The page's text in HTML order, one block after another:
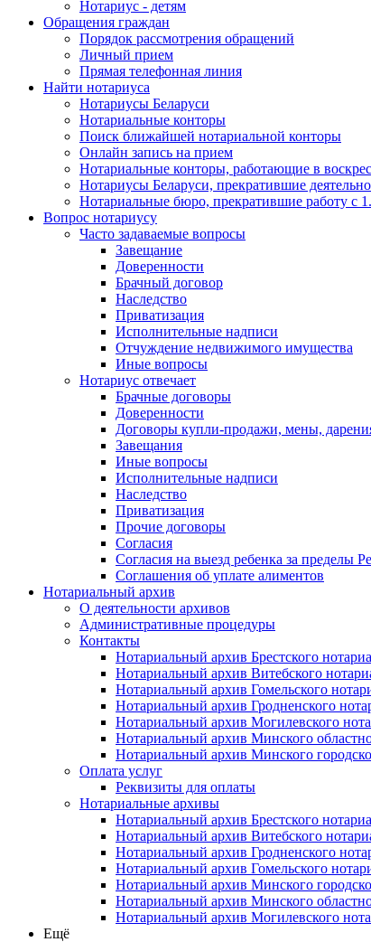
Нотариус - детям
Обращения граждан
Порядок рассмотрения обращений
Личный прием
Прямая телефонная линия
Найти нотариуса
Нотариусы Беларуси
Нотариальные конторы
Поиск ближайшей нотариальной конторы
Онлайн запись на прием
Нотариальные конторы, работающие в
Нотариусы Беларуси, прекратившие
Нотариальные бюро, прекратившие работу с
Вопрос нотариусу
Часто задаваемые вопросы
Завещание
Доверенности
Брачный договор
Наследство
Приватизация
Исполнительные надписи
Отчуждение недвижимого имущества
Иные вопросы
Нотариус отвечает
Брачные договоры
Доверенности
Договоры купли-продажи, мены,
Завещания
Иные вопросы
Исполнительные надписи
Наследство
Приватизация
Прочие договоры
Согласия
Согласия на выезд ребенка за пределы
Соглашения об уплате алиментов
Нотариальный архив
О деятельности архивов
Административные процедуры
Контакты
Нотариальный архив Брестского
Нотариальный архив Витебского
Нотариальный архив Гомельского
Нотариальный архив Гродненского
Нотариальный архив Могилевского
Нотариальный архив Минского
Нотариальный архив Минского
Оплата услуг
Реквизиты для оплаты
Нотариальные архивы
Нотариальный архив Брестского
Нотариальный архив Витебского
Нотариальный архив Гродненского
Нотариальный архив Гомельского
Нотариальный архив Минского
Нотариальный архив Минского
Нотариальный архив Могилевского
Ещё